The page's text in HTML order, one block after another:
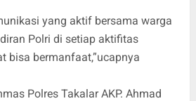
yang aktif bersama warga
Polri di setiap aktifitas
bisa bermanfaat,”ucapnya
Polres Takalar AKP. Ahmad